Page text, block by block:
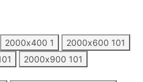
2000х400 1 2000х600 101
2000х900 101